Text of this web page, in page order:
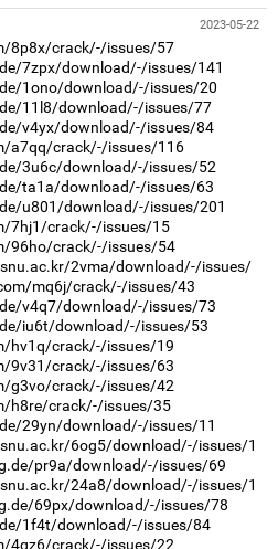
2023-05-22
8p8x/crack/-/issues/57
7zpx/download/-/issues/141
1ono/download/-/issues/20
11l8/download/-/issues/77
v4yx/download/-/issues/84
a7qq/crack/-/issues/116
3u6c/download/-/issues/52
ta1a/download/-/issues/63
u801/download/-/issues/201
7hj1/crack/-/issues/15
96ho/crack/-/issues/54
2vma/download/-/issues/
mq6j/crack/-/issues/43
v4q7/download/-/issues/73
iu6t/download/-/issues/53
hv1q/crack/-/issues/19
9v31/crack/-/issues/63
g3vo/crack/-/issues/42
h8re/crack/-/issues/35
29yn/download/-/issues/11
6og5/download/-/issues/1
pr9a/download/-/issues/69
24a8/download/-/issues/1
69px/download/-/issues/78
1f4t/download/-/issues/84
4qz6/crack/-/issues/22